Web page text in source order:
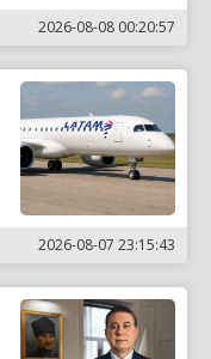
2026-08-08 00:20:57
2026-08-07 23:15:43